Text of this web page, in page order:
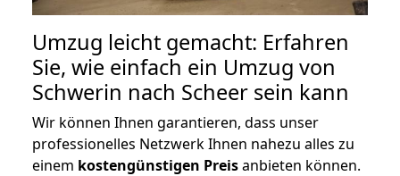
Umzug leicht gemacht: Erfahren
Sie, wie einfach ein Umzug von
Schwerin nach Scheer sein kann
Wir können Ihnen garantieren, dass unser
professionelles Netzwerk Ihnen nahezu alles zu
einem kostengünstigen Preisanbieten können.